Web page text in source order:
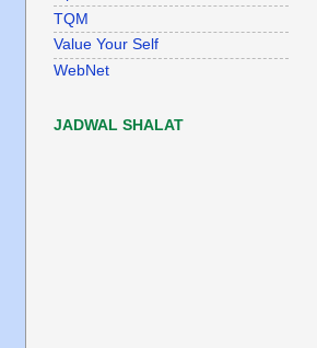
TQM
Value Your Self
WebNet
JADWAL SHALAT